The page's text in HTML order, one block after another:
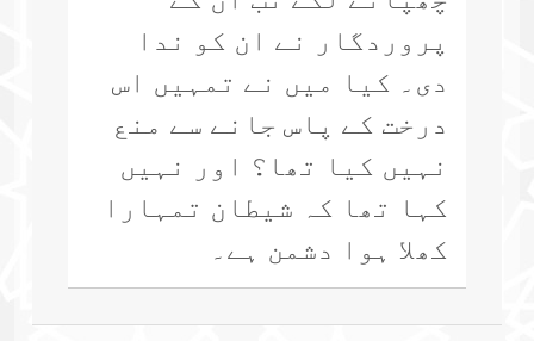
پروردگار نے ان کو ندا
دی۔ کیا میں نے تمہیں اس
درخت کے پاس جانے سے منع
نہیں کیا تھا؟ اور نہیں
کہا تھا کہ شیطان تمہارا
کھلا ہوا دشمن ہے۔